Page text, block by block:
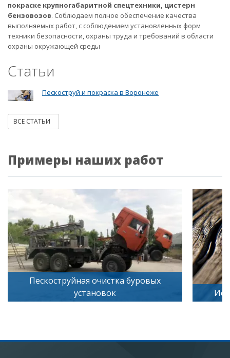
покраске крупногабаритной спецтехники, цистерн
бензовозов. Соблюдаем полное обеспечение качества
выполняемых работ, с соблюдением установленных форм
техники безопасности, охраны труда и требований в области
охраны окружающей среды
Статьи
Пескоструй и покраска в Воронеже
ВСЕ СТАТЬИ
Примеры наших работ
очистка буровых
Искусственное